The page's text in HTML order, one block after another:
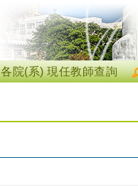
各院(系) 現任教師查詢